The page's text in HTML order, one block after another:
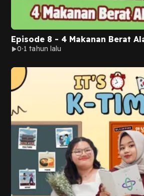
Episode 8 - 4 Makanan Berat
0 1 tahun lalu